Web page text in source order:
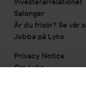
Salonger
Är du frisör? Se vår
Jobba på Lyko
Privacy Notice
Om Lyko